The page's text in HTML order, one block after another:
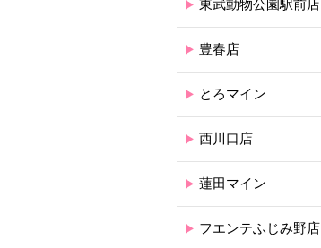
東武動物公園駅前店
豊春店
とろマイン
西川口店
蓮田マイン
フエンテふじみ野店